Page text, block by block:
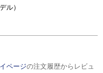
ル）
ページの注文履歴からレビュ